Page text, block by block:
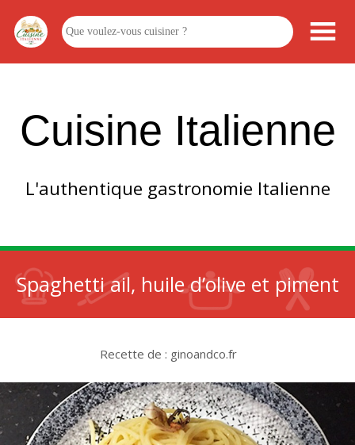
Cuisine Italienne
L'authentique gastronomie Italienne
Spaghetti ail, huile d’olive et piment
Recette de : ginoandco.fr